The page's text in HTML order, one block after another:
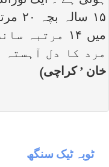
۱۵
میں ۱۴
مرد کا دل
خان ’ کراچی)
ٹوبہ ٹیک سنگھ